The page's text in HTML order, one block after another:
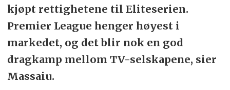
kjøpt rettighetene til Eliteserien.
Premier League henger høyest i
markedet, og det blir nok en god
dragkamp mellom TV-selskapene, sier
Massaiu.